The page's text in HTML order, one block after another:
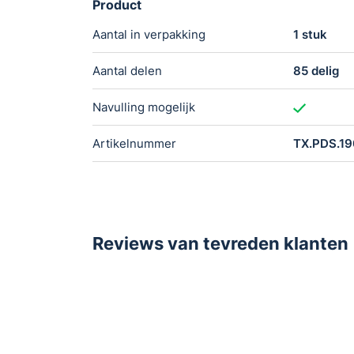
Product
Aantal in verpakking 1 stuk
Aantal delen 85 delig
Navulling mogelijk
Artikelnummer
Reviews van tevreden klanten